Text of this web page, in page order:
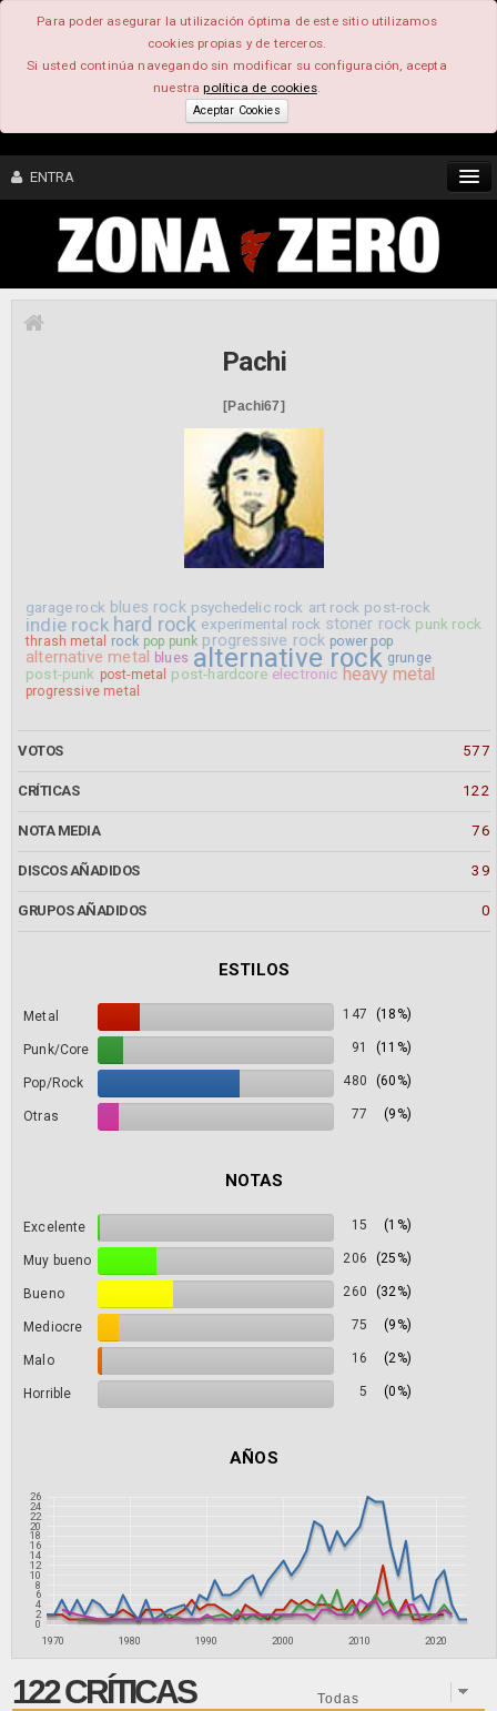
Para poder asegurar la utilización óptima de este sitio utilizamos
cookies propias y de terceros.
Si usted continúa navegando sin modificar su configuración, acepta
nuestrapolítica de cookies.
Aceptar Cookies
ENTRA
CONTENIDO
COMUNIDAD
Pachi
[Pachi67]
garage rock blues rock psychedelic rock art rock post-rock
indie rock hard rock experimental rock stoner rock punk rock
thrash metal rock pop punk progressive rock power pop
alternative metal blues alternative rock grunge
post-punk post-metal post-hardcore electronic heavy metal
progressive metal
VOTOS 577
CRÍTICAS 122
NOTA MEDIA 76
DISCOS AÑADIDOS 39
GRUPOS AÑADIDOS 0
ESTILOS
Metal 147 (18%)
Punk/Core 91 (11%)
Pop/Rock 480 (60%)
Otras 77 (9%)
NOTAS
Excelente 15 (1%)
Muy bueno 206 (25%)
Bueno 260 (32%)
Mediocre 75 (9%)
Malo 16 (2%)
Horrible 5 (0%)
AÑOS
1970 1980 1990 2000 2010 2020
0
2
4
6
8
10
12
14
16
18
20
22
24
26
122 CRÍTICAS